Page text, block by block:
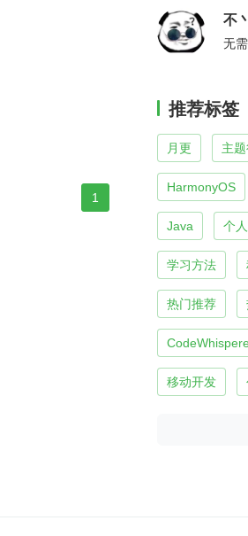
1
不丶
无
推荐标签
月更 主
HarmonyOS
Java 个
学习方法
热门推荐
移动开发